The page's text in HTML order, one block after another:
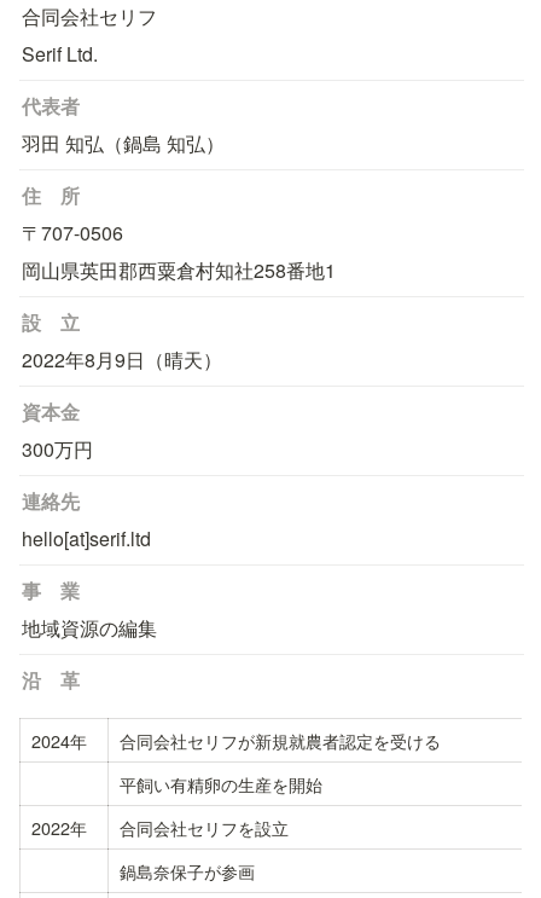
合同会社セリフ
Serif Ltd.
代表者
羽田 知弘（鍋島 知弘）
住　所
〒707-0506
岡山県英田郡西粟倉村知社258番地1
設　立
2022年8月9日（晴天）
資本金
300万円
連絡先
hello[at]serif.ltd
事　業
地域資源の編集
沿　革
2024年
合同会社セリフが新規就農者認定を受ける
平飼い有精卵の生産を開始
2022年
合同会社セリフを設立
鍋島奈保子が参画